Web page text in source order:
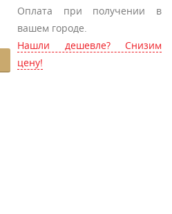
Оплата при получении в
вашем городе.
Нашли дешевле? Снизим
цену!